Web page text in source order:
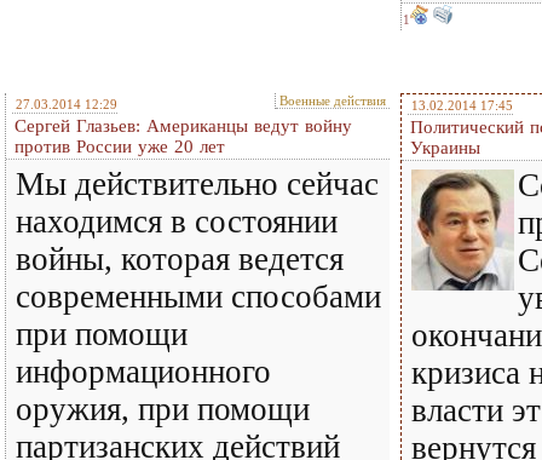
1
27.03.2014 12:29 Военные действия
Сергей Глазьев: Американцы ведут войну
против России уже 20 лет
Мы действительно сейчас
находимся в состоянии
войны, которая ведется
современными способами
при помощи
информационного
оружия, при помощи
партизанских действий
13.02.2014 17:45
Политический
Украины
кризиса
власти